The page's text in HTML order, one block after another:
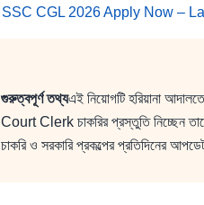
SSC CGL 2026 Apply Now –
গুরুত্বপূর্ণ তথ্যএই নিয়োগটি হরিয়ানা
Court Clerk চাকরির প্রস্তুতি নিচ্ছেন
চাকরি ও সরকারি প্রকল্পের প্রতিদিনের